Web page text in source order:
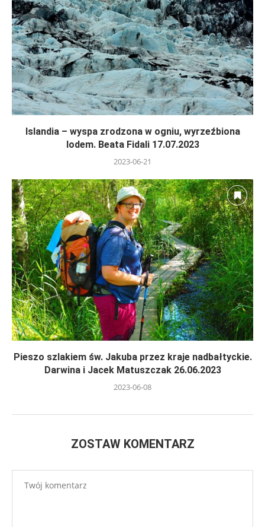
Islandia – wyspa zrodzona w ogniu, wyrzeźbiona
lodem. Beata Fidali 17.07.2023
2023-06-21
Pieszo szlakiem św. Jakuba przez kraje nadbałtyckie.
Darwina i Jacek Matuszczak 26.06.2023
2023-06-08
ZOSTAW KOMENTARZ